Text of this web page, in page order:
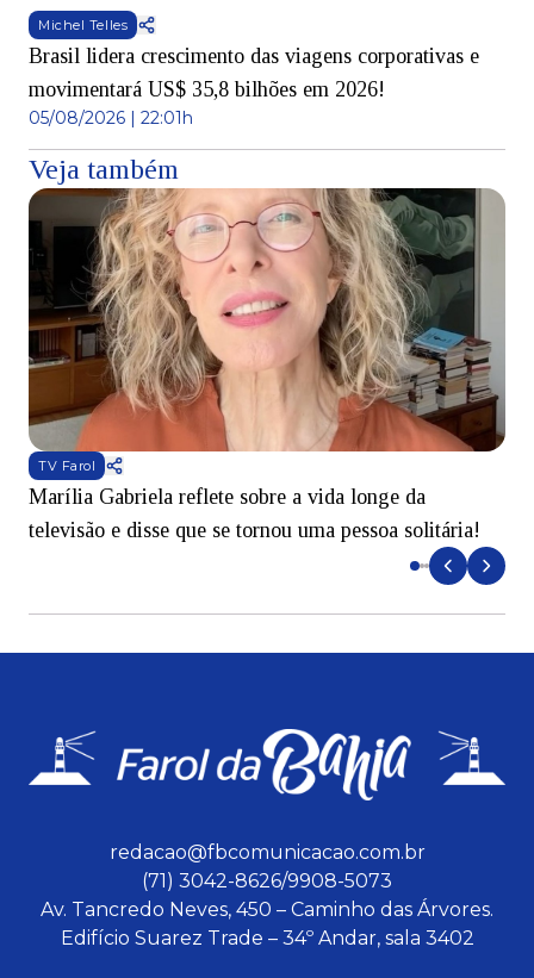
Michel Telles
Brasil lidera crescimento das viagens corporativas e
movimentará US$ 35,8 bilhões em 2026!
05/08/2026 | 22:01h
Veja também
TV Farol
Marília Gabriela reflete sobre a vida longe da
televisão e disse que se tornou uma pessoa solitária!
redacao@fbcomunicacao.com.br
(71) 3042-8626/9908-5073
Av. Tancredo Neves, 450 – Caminho das Árvores.
Edifício Suarez Trade – 34º Andar, sala 3402